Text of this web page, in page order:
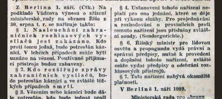
SOCIÁLNÍ SÍTĚ
© 2026 eStránky.cz |RSS